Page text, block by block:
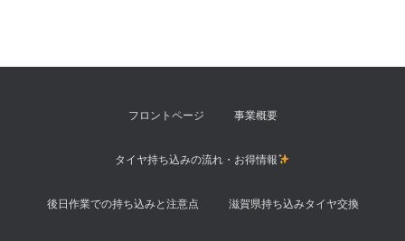
フロントページ 事業概要
タイヤ持ち込みの流れ・お得情報
後日作業での持ち込みと注意点 滋賀県持ち込みタイヤ交換